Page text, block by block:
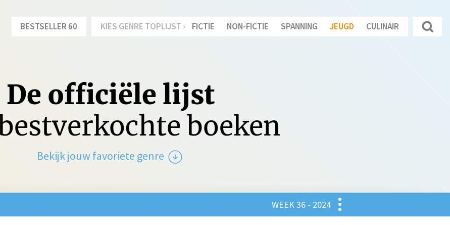
BESTSELLER 60 KIES GENRE TOPLIJST › FICTIE NON-FICTIE SPANNING JEUGD CULINAIR
De officiële lijst
boeken
Bekijk jouw favoriete genre
Jeugd
Culinair
WEEK 36 - 2024